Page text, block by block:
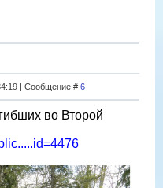
| Сообщение # 6
во Второй